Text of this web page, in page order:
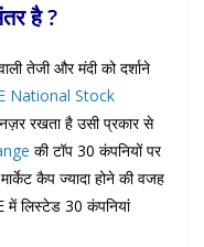
है ?
तेजी और मंदी को दर्शाने
National Stock
रखता है उसी प्रकार से
की टॉप 30 कंपनियों पर
कैप ज्यादा होने की वजह
में लिस्टेड 30 कंपनियां